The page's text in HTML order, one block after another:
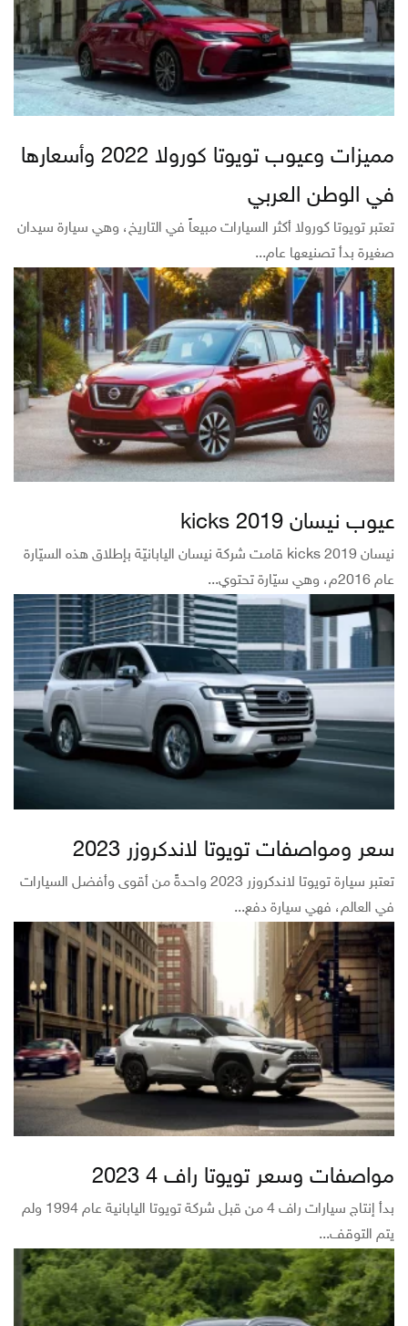
مميزات وعيوب تويوتا كورولا 2022 وأسعارها
في الوطن العربي
تعتبر تويوتا كورولا أكثر السيارات مبيعاً في التاريخ، وهي سيارة سيدان
صغيرة بدأ تصنيعها عام...
عيوب نيسان kicks 2019
نيسان kicks 2019 قامت شركة نيسان اليابانيّة بإطلاق هذه السيّارة
عام 2016م، وهي سيّارة تحتوي...
سعر ومواصفات تويوتا لاندكروزر 2023
تعتبر سيارة تويوتا لاندكروزر 2023 واحدةً من أقوى وأفضل السيارات
في العالم، فهي سيارة دفع...
مواصفات وسعر تويوتا راف 4 2023
بدأ إنتاج سيارات راف 4 من قبل شركة تويوتا اليابانية عام 1994 ولم
يتم التوقف...